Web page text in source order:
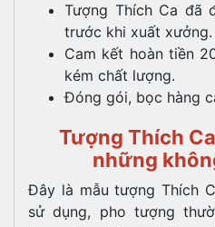
Tượng Thích Ca đã
trước khi xuất xưởng.
Cam kết hoàn tiền
kém chất lượng.
Đóng gói, bọc hàng
Tượng Thích
những
Đây là mẫu tượng Thích
sử dụng, pho tượng